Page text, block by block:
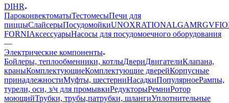
DIHR
ПароконвектоматыТестомесыПечи для
пиццыСлайсерыПосудомойкиUNOXRATIONALGAMRGV
FORNIАксессуарыНасосы для посудомоечного оборудования
—
Электрические компоненты
Бойлеры, теплообменники, котлыДвериДвигателиКлапана,
краныКомплектующиеКомплектующие дверейКорпусные
принадлежностиМуфты, шестерниНасадкиПопулярноеРампы,
турели, оси, з/ч для промывкиРедукторыРемниРотор
моющийТрубки, трубы,патрубки, шлангиУплотнительные